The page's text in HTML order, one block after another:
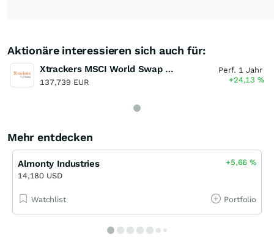
Aktionäre interessieren sich auch für:
Xtrackers MSCI World Swap UCITS ETF
137,739 EUR
Perf. 1 Jahr
+24,13%
Mehr entdecken
Almonty Industries
14,180 USD
+5,66%
Watchlist Portfolio